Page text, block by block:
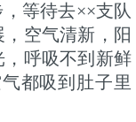
等待去××支队
空气清新，阳
呼吸不到新鲜
都吸到肚子里